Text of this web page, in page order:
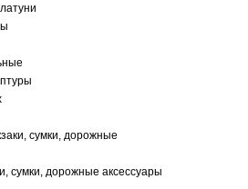
сумки, дорожные
сумки, дорожные аксессуары